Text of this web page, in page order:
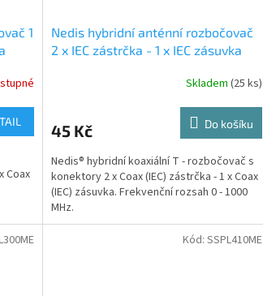
1
Coax
Nedis hybridní anténní rozbočovač
2 x IEC zástrčka - 1 x IEC zásuvka
Skladem (25 ks)
45 Kč Do košíku
Nedis® hybridní koaxiální T - rozbočovač s
konektory 2 x Coax (IEC) zástrčka - 1 x Coax
(IEC) zásuvka. Frekvenční rozsah 0 - 1000
MHz.
Kód: SSPL410ME